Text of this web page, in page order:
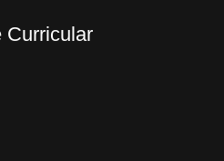
Curricular